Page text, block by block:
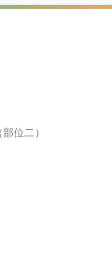
位二）